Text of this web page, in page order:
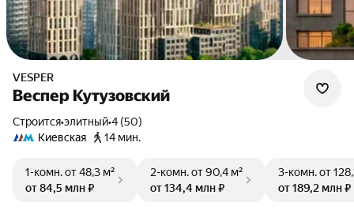
VESPER
Веспер Кутузовский
Строится•элитный•4 (50)
Киевская
14 мин.
1-комн.от 48,3 м²
от 84,5 млн ₽
2-комн.от 90,4 м²
от 134,4 млн ₽
3-комн.от
от 189,2 млн ₽